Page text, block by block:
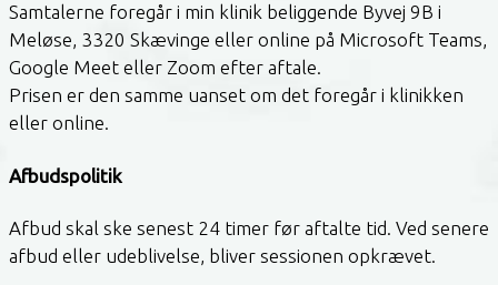
Samtalerne foregår i min klinik beliggende Byvej 9B i
Meløse, 3320 Skævinge eller online på Microsoft Teams,
Google Meet eller Zoom efter aftale.
Prisen er den samme uanset om det foregår i klinikken
eller online.
Afbudspolitik
Afbud skal ske senest 24 timer før aftalte tid. Ved senere
afbud eller udeblivelse, bliver sessionen opkrævet.